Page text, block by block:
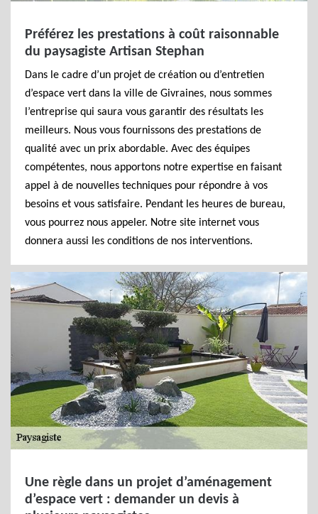
Préférez les prestations à coût raisonnable
du paysagiste Artisan Stephan
Dans le cadre d’un projet de création ou d’entretien
d’espace vert dans la ville de Givraines, nous sommes
l’entreprise qui saura vous garantir des résultats les
meilleurs. Nous vous fournissons des prestations de
qualité avec un prix abordable. Avec des équipes
compétentes, nous apportons notre expertise en faisant
appel à de nouvelles techniques pour répondre à vos
besoins et vous satisfaire. Pendant les heures de bureau,
vous pourrez nous appeler. Notre site internet vous
donnera aussi les conditions de nos interventions.
Une règle dans un projet d’aménagement
d’espace vert : demander un devis à